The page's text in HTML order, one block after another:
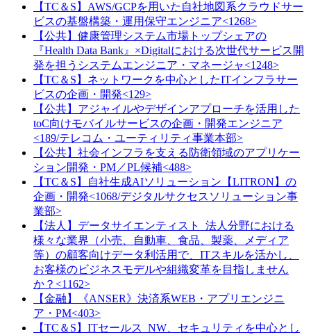
【TC＆S】AWS/GCPを用いた自社地図系クラウドサー
ビスの基盤構築・運用保守エンジニア<1268>
【公共】健康管理システム市場トップシェアの
『Health Data Bank』×Digitalにおける次世代サービス開
発を担うシステムエンジニア・マネージャ<1248>
【TC＆S】ネットワークを中心としたITインフラサー
ビスの企画・開発<129>
【公共】アジャイルやデザインアプローチを活用した
toC向けモバイルサービスの企画・開発エンジニア
<189/テレコム・ユーティリティ事業本部>
【公共】社会インフラを支える防衛領域のアプリケー
ション開発・PM／PL候補<488>
【TC＆S】自社生成AIソリューション【LITRON】の
企画・開発<1068/デジタルサクセスソリューション事
業部>
【法人】データサイエンティスト_法人分野における
様々な業界（小売、自動車、食品、製薬、メディア
等）の顧客向けデータ利活用で、ITスキルを活かし、
お客様のビジネスモデルや組織変革を目指しません
か？<1162>
【金融】《ANSER》決済系WEB・アプリエンジニ
ア・PM<403>
【TC＆S】ITセールス_NW、セキュリティを中心とし